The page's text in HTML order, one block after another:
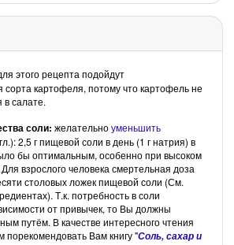
этого рецепта подойдут
картофеля, потому что картофель не
в салате.
соли: желательноуменьшить
2,5 г пищевой соли в день (1 г натрия) в
бы оптимальным, особенно при высоком
взрослого человека смертельная доза
столовых ложек пищевой соли (См.
Т.к. потребность в соли
от привычек, то Вы должны
путём. В качестве интересного чтения
порекомендовать Вам книгу "Соль, сахар и